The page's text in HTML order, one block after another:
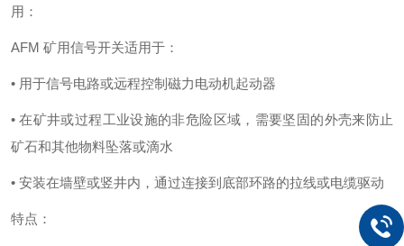
用：
AFM 矿用信号开关适用于：
• 用于信号电路或远程控制磁力电动机起动器
• 在矿井或过程工业设施的非危险区域，需要坚固的外壳来防止
矿石和其他物料坠落或滴水
• 安装在墙壁或竖井内，通过连接到底部环路的拉线或电缆驱动
特点：